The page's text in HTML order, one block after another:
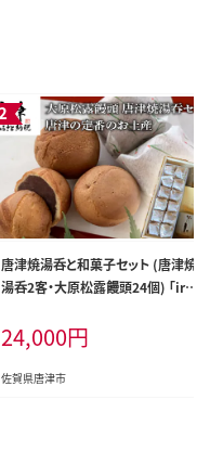
唐津焼湯呑と和菓子セット (唐津焼
湯呑2客・大原松露饅頭24個) 「iro
24,000円
佐賀県唐津市